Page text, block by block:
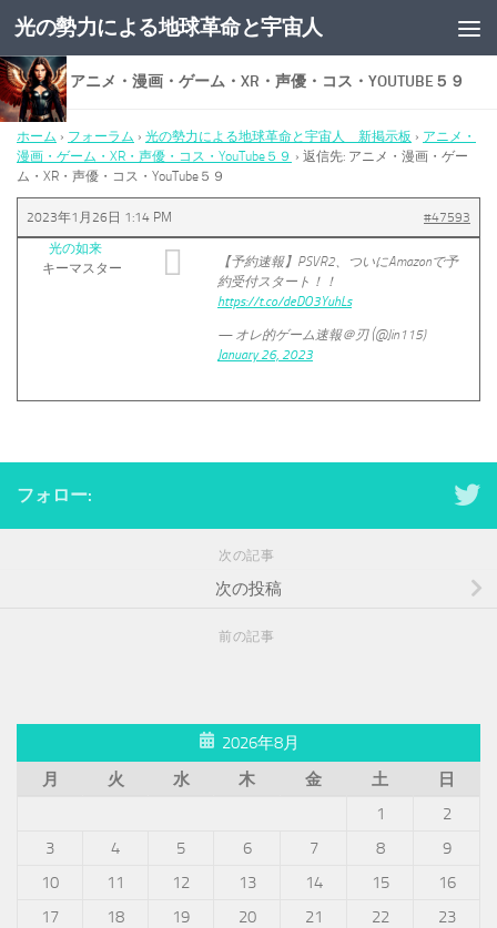
コンテンツへスキップ
光の勢力による地球革命と宇宙人
返信先: アニメ・漫画・ゲーム・XR・声優・コス・YOUTUBE５９
ホーム › フォーラム › 光の勢力による地球革命と宇宙人 新掲示板 › アニメ・
漫画・ゲーム・XR・声優・コス・YouTube５９ › 返信先: アニメ・漫画・ゲー
ム・XR・声優・コス・YouTube５９
2023年1月26日 1:14 PM
#47593
光の如来
キーマスター
【予約速報】PSVR2、ついにAmazonで予
約受付スタート！！
https://t.co/deDO3YuhLs
— オレ的ゲーム速報＠刃 (@Jin115)
January 26, 2023
フォロー:
次の記事
次の投稿
前の記事
2026年8月
月
火 水 木 金 土
日
1
2
3
4 5 6 7 8
9
10
11 12 13 14 15
16
17
18 19 20 21 22
23